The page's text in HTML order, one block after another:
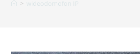
> wideodomofon IP